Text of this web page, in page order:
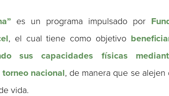
es un programa impulsado por
, el cual tiene como objetivo
sus capacidades físicas
nacional, de manera que se
vida.